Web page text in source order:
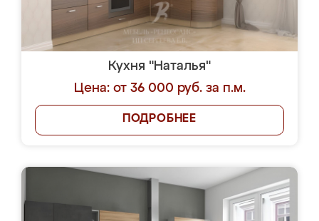
Кухня "Наталья"
Цена: от 36 000 руб. за п.м.
ПОДРОБНЕЕ